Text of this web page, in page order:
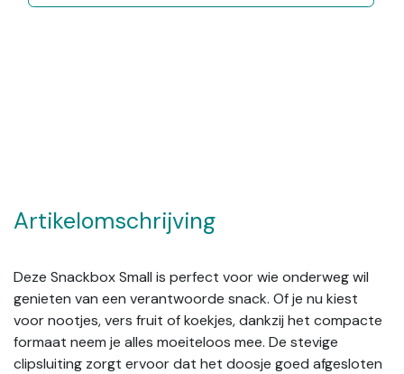
Artikelomschrijving
Deze Snackbox Small is perfect voor wie onderweg wil
genieten van een verantwoorde snack. Of je nu kiest
voor nootjes, vers fruit of koekjes, dankzij het compacte
formaat neem je alles moeiteloos mee. De stevige
clipsluiting zorgt ervoor dat het doosje goed afgesloten